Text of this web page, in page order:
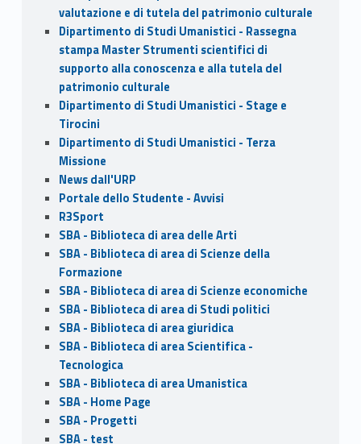
valutazione e di tutela del patrimonio culturale
Dipartimento di Studi Umanistici - Rassegna
stampa Master Strumenti scientifici di
supporto alla conoscenza e alla tutela del
patrimonio culturale
Dipartimento di Studi Umanistici - Stage e
Tirocini
Dipartimento di Studi Umanistici - Terza
Missione
News dall'URP
Portale dello Studente - Avvisi
R3Sport
SBA - Biblioteca di area delle Arti
SBA - Biblioteca di area di Scienze della
Formazione
SBA - Biblioteca di area di Scienze economiche
SBA - Biblioteca di area di Studi politici
SBA - Biblioteca di area giuridica
SBA - Biblioteca di area Scientifica -
Tecnologica
SBA - Biblioteca di area Umanistica
SBA - Home Page
SBA - Progetti
SBA - test